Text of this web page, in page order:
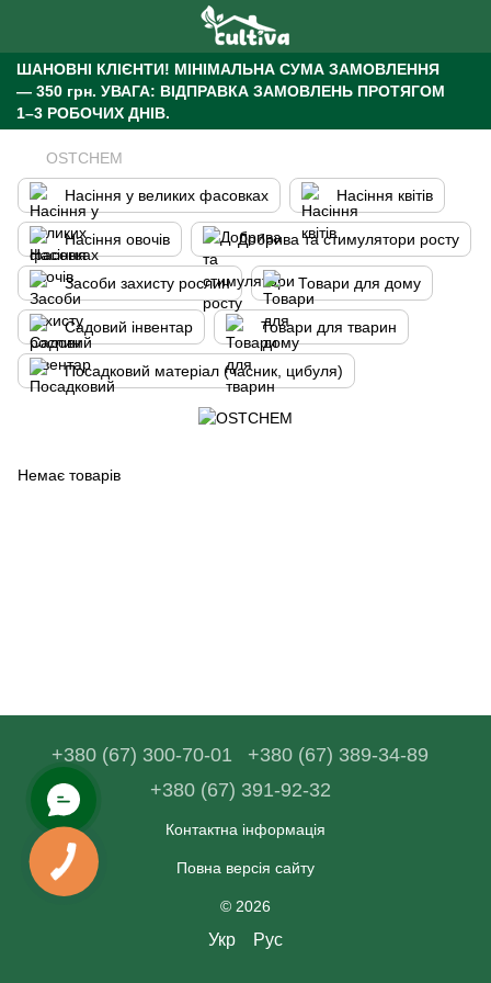
ШАНОВНІ КЛІЄНТИ! МІНІМАЛЬНА СУМА ЗАМОВЛЕННЯ
— 350 грн. УВАГА: ВІДПРАВКА ЗАМОВЛЕНЬ ПРОТЯГОМ
1–3 РОБОЧИХ ДНІВ.
OSTCHEM
Насіння у великих фасовках Насіння квітів
Насіння овочів Добрива та стимулятори росту
Засоби захисту рослин Товари для дому
Садовий інвентар Товари для тварин
Посадковий матеріал (часник, цибуля)
Немає товарів
+380 (67) 300-70-01
+380 (67) 389-34-89
+380 (67) 391-92-32
Контактна інформація
Повна версія сайту
© 2026
Укр Рус